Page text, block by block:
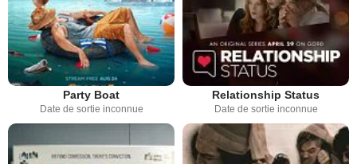
Party Boat
Date de sortie inconnue
Relationship Status
Date de sortie inconnue